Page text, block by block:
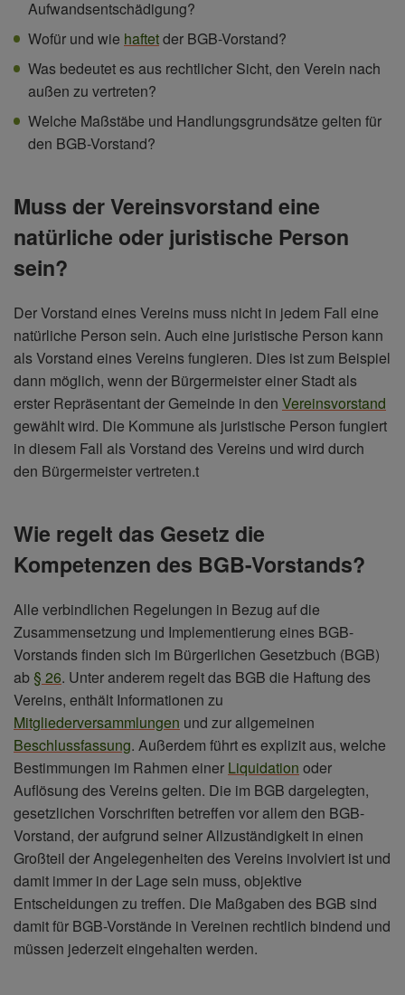
Aufwandsentschädigung?
Wofür und wie haftetder BGB-Vorstand?
Was bedeutet es aus rechtlicher Sicht, den Verein nach
außen zu vertreten?
Welche Maßstäbe und Handlungsgrundsätze gelten für
den BGB-Vorstand?
Muss der Vereinsvorstand eine
natürliche oder juristische Person
sein?
Der Vorstand eines Vereins muss nicht in jedem Fall eine
natürliche Person sein. Auch eine juristische Person kann
als Vorstand eines Vereins fungieren. Dies ist zum Beispiel
dann möglich, wenn der Bürgermeister einer Stadt als
erster Repräsentant der Gemeinde in den Vereinsvorstand
gewählt wird. Die Kommune als juristische Person fungiert
in diesem Fall als Vorstand des Vereins und wird durch
den Bürgermeister vertreten.t
Wie regelt das Gesetz die
Kompetenzen des BGB-Vorstands?
Alle verbindlichen Regelungen in Bezug auf die
Zusammensetzung und Implementierung eines BGB-
Vorstands finden sich im Bürgerlichen Gesetzbuch (BGB)
ab§ 26. Unter anderem regelt das BGB die Haftung des
Vereins, enthält Informationen zu
Mitgliederversammlungen und zur allgemeinen
Beschlussfassung. Außerdem führt es explizit aus, welche
Bestimmungen im Rahmen einer Liquidation oder
Auflösung des Vereins gelten. Die im BGB dargelegten,
gesetzlichen Vorschriften betreffen vor allem den BGB-
Vorstand, der aufgrund seiner Allzuständigkeit in einen
Großteil der Angelegenheiten des Vereins involviert ist und
damit immer in der Lage sein muss, objektive
Entscheidungen zu treffen. Die Maßgaben des BGB sind
damit für BGB-Vorstände in Vereinen rechtlich bindend und
müssen jederzeit eingehalten werden.